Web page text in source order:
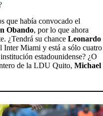
que había convocado el
Obando, por lo que ahora
¿Tendrá su chance Leonardo
Inter Miami y está a sólo cuatro
estadounidense? ¿O
de la LDU Quito, Michael